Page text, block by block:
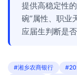
提供高稳定性
碗”属性、职业
应届生判断是否
#湘乡农商银行